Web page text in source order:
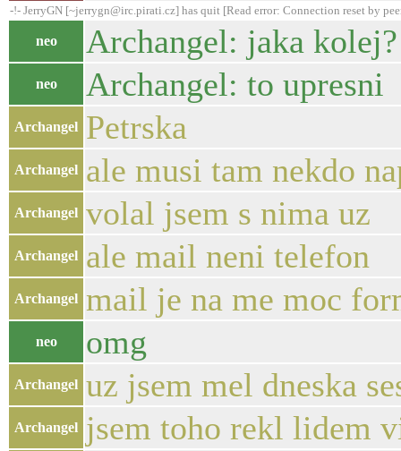
-!- JerryGN [~jerrygn@irc.pirati.cz] has quit [Read error: Connection reset by
neo Archangel: jaka kolej?
neo Archangel: to upresni
Archangel Petrska
Archangel ale musi tam nekdo
Archangel volal jsem s nima uz
Archangel ale mail neni telefon
Archangel mail je na me moc
neo omg
Archangel uz jsem mel dneska
Archangel jsem toho rekl lidem